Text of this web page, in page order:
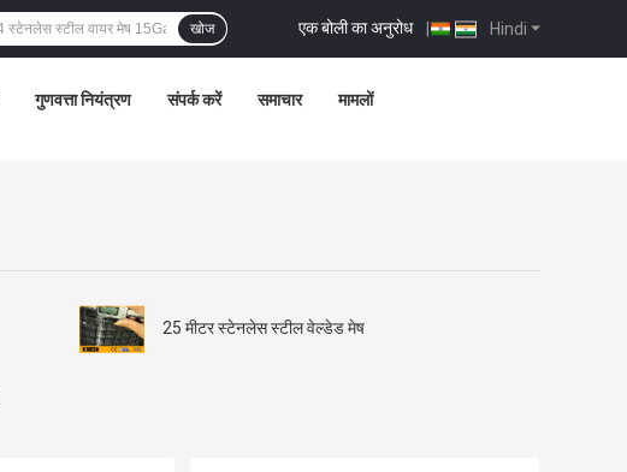
Hindi
एक बोली का अनुरोध |
खोज
गुणवत्ता नियंत्रण संपर्क करें समाचार मामलों
25 मीटर स्टेनलेस स्टील वेल्डेड मेष